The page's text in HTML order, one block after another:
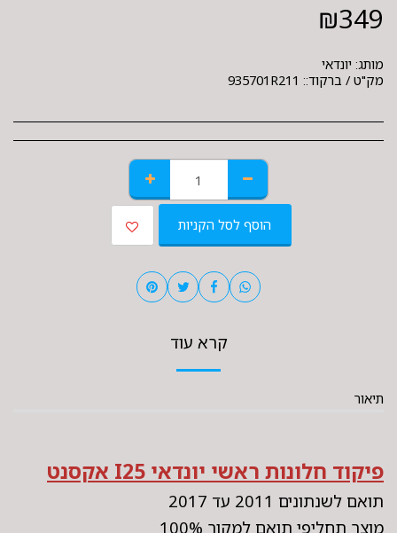
₪349
מותג: יונדאי
מק"ט / ברקוד:: 935701R211
הוסף לסל הקניות
קרא עוד
תיאור
פיקוד חלונות ראשי יונדאי I25 אקסנט
תואם לשנתונים 2011 עד 2017
מוצר תחליפי תואם למקור 100%